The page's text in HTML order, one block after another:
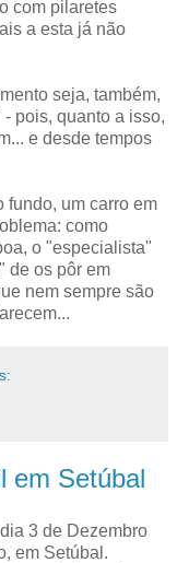
com pilaretes
a esta já não
seja, também,
pois, quanto a isso,
e desde tempos
fundo, um carro em
como
o "especialista"
de os pôr em
nem sempre são
em Setúbal
3 de Dezembro
em Setúbal.